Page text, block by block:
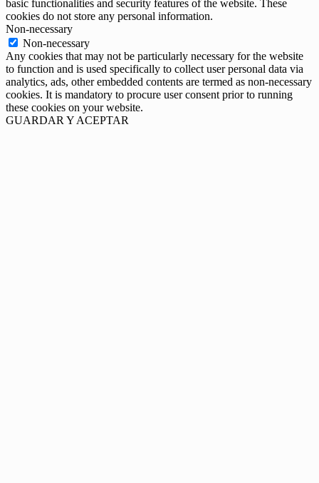
basic functionalities and security features of the website. These
cookies do not store any personal information.
Non-necessary
Non-necessary
Any cookies that may not be particularly necessary for the website
to function and is used specifically to collect user personal data via
analytics, ads, other embedded contents are termed as non-necessary
cookies. It is mandatory to procure user consent prior to running
these cookies on your website.
GUARDAR Y ACEPTAR